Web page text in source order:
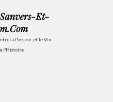
Et-
la Passion, et le Vin
l'Histoire